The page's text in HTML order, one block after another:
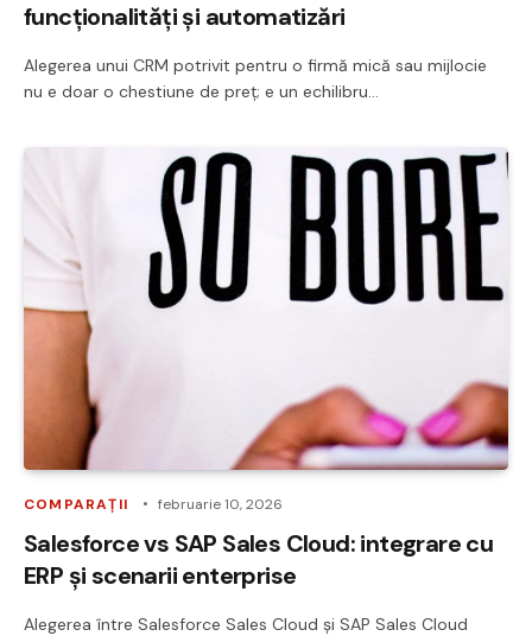
funcționalități și automatizări
Alegerea unui CRM potrivit pentru o firmă mică sau mijlocie
nu e doar o chestiune de preț; e un echilibru…
COMPARAȚII februarie 10, 2026
Salesforce vs SAP Sales Cloud: integrare cu
ERP și scenarii enterprise
Alegerea între Salesforce Sales Cloud și SAP Sales Cloud